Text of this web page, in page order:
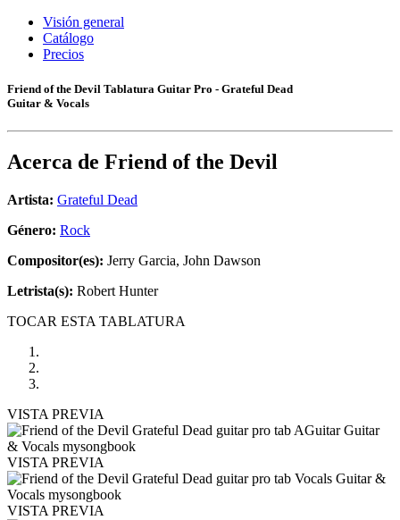
Visión general
Catálogo
Precios
Friend of the Devil Tablatura Guitar Pro - Grateful Dead
Guitar & Vocals
Acerca de Friend of the Devil
Artista: Grateful Dead
Género: Rock
Compositor(es): Jerry Garcia, John Dawson
Letrista(s): Robert Hunter
TOCAR ESTA TABLATURA
VISTA PREVIA
VISTA PREVIA
VISTA PREVIA